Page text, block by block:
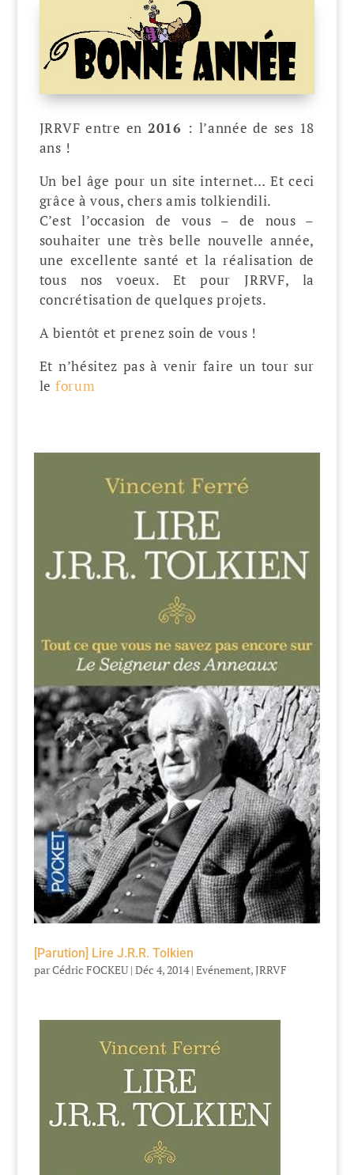
JRRVF entre en2016 : l’année de ses 18
ans !
Un bel âge pour un site internet… Et ceci
grâce à vous, chers amis tolkiendili.
C’est l’occasion de vous – de nous –
souhaiter une très belle nouvelle année,
une excellente santé et la réalisation de
tous nos voeux. Et pour JRRVF, la
concrétisation de quelques projets.
A bientôt et prenez soin de vous !
Et n’hésitez pas à venir faire un tour sur
le forum
[Parution] Lire J.R.R. Tolkien
parCédric FOCKEU| Déc 4, 2014| Evénement,JRRVF